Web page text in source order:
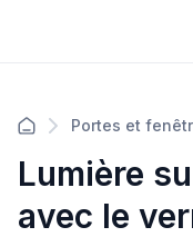
Portes et
Lumière
avec le